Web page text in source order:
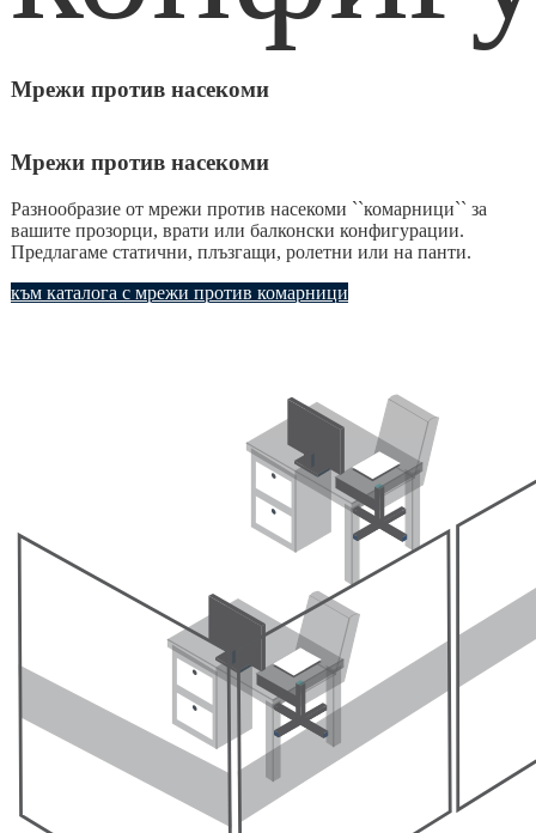
Мрежи против насекоми
Мрежи против насекоми
Разнообразие от мрежи против насекоми ``комарници`` за
вашите прозорци, врати или балконски конфигурации.
Предлагаме статични, плъзгащи, ролетни или на панти.
към каталога с мрежи против комарници